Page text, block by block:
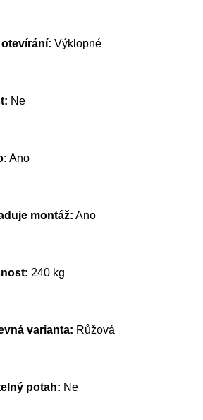
Výklopné
Ne
Ano
montáž: Ano
240 kg
varianta: Růžová
potah: Ne